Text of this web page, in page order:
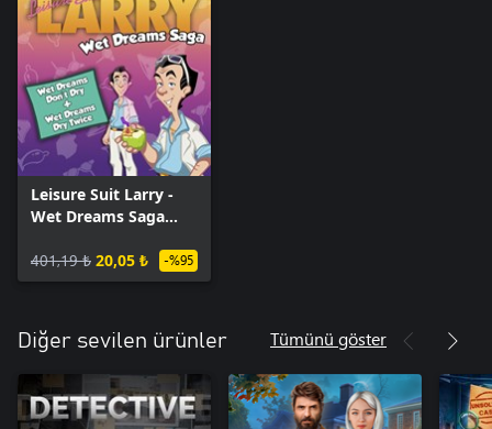
Leisure Suit Larry -
Wet Dreams Saga
401,19 ₺ 20,05 ₺ -%95
Diğer sevilen ürünler Tümünü göster